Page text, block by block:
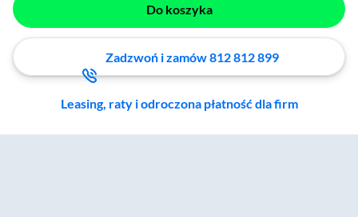
Do koszyka
Zadzwoń i zamów 812 812 899
Leasing, raty i odroczona płatność dla firm